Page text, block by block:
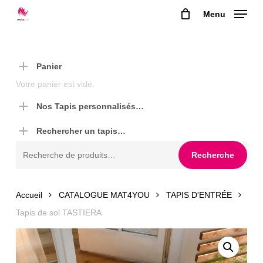
Menu
Panier
Votre panier est vide.
Nos Tapis personnalisés…
Rechercher un tapis…
Recherche
Accueil CATALOGUE MAT4YOU
TAPIS D'ENTRÉE
Tapis de sol TASTIERA